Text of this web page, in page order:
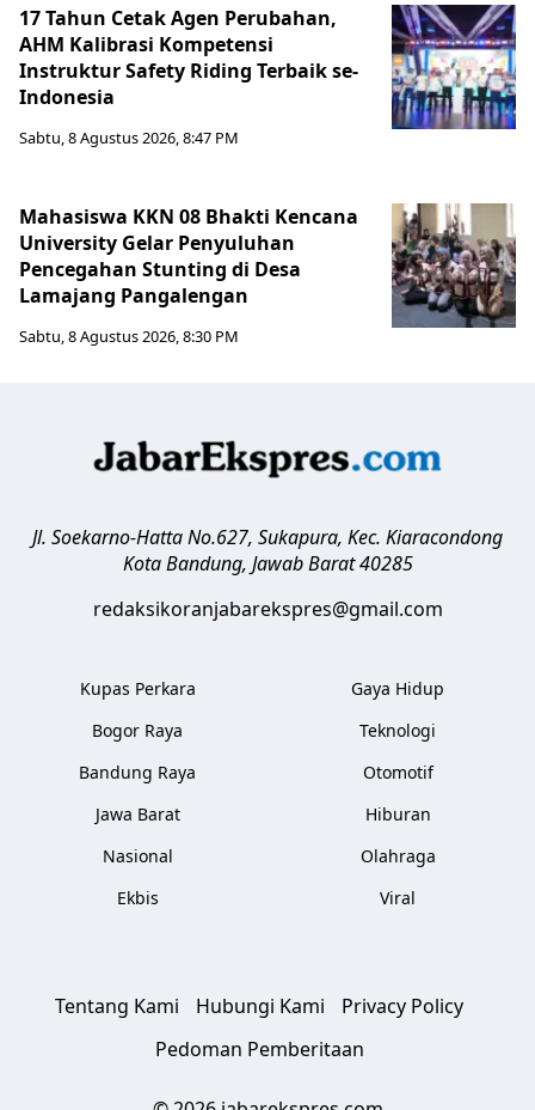
17 Tahun Cetak Agen Perubahan,
AHM Kalibrasi Kompetensi
Instruktur Safety Riding Terbaik se-
Indonesia
Sabtu, 8 Agustus 2026, 8:47 PM
Mahasiswa KKN 08 Bhakti Kencana
University Gelar Penyuluhan
Pencegahan Stunting di Desa
Lamajang Pangalengan
Sabtu, 8 Agustus 2026, 8:30 PM
Jl. Soekarno-Hatta No.627, Sukapura, Kec. Kiaracondong
Kota Bandung, Jawab Barat 40285
redaksikoranjabarekspres@gmail.com
Kupas Perkara
Bogor Raya
Bandung Raya
Jawa Barat
Nasional
Ekbis
Gaya Hidup
Teknologi
Otomotif
Hiburan
Olahraga
Viral
Tentang Kami Hubungi Kami
Privacy Policy
Pedoman Pemberitaan